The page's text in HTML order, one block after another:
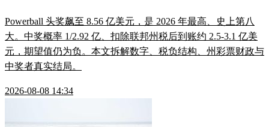
Powerball 头奖飙至 8.56 亿美元，是 2026 年最高、史上第八
大。中奖概率 1/2.92 亿、扣除联邦州税后到账约 2.5-3.1 亿美
元，期望值仍为负。本文拆解数字、税负结构、州彩票财政与
中奖者真实结局。
2026-08-08 14:34